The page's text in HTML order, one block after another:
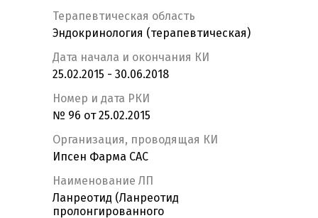
Терапевтическая область
Эндокринология (терапевтическая)
Дата начала и окончания КИ
25.02.2015 - 30.06.2018
Номер и дата РКИ
№ 96 от 25.02.2015
Организация, проводящая КИ
Ипсен Фарма САС
Наименование ЛП
Ланреотид (Ланреотид
пролонгированного